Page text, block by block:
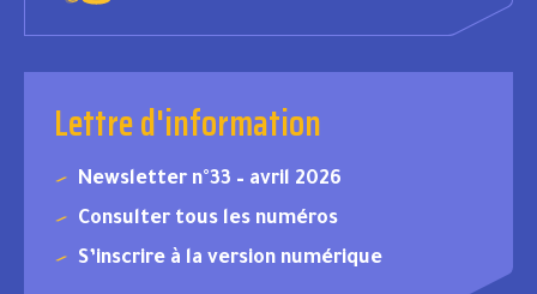
Lettre d'information
Newsletter n°33 – avril 2026
Consulter tous les numéros
S’inscrire à la version numérique